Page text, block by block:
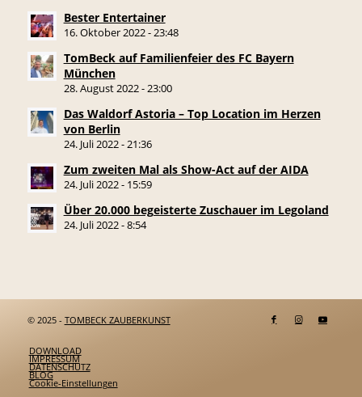
Bester Entertainer
16. Oktober 2022 - 23:48
TomBeck auf Familienfeier des FC Bayern
München
28. August 2022 - 23:00
Das Waldorf Astoria – Top Location im Herzen
von Berlin
24. Juli 2022 - 21:36
Zum zweiten Mal als Show-Act auf der AIDA
24. Juli 2022 - 15:59
Über 20.000 begeisterte Zuschauer im Legoland
24. Juli 2022 - 8:54
© 2025 - TOMBECK ZAUBERKUNST
DOWNLOAD
IMPRESSUM
DATENSCHUTZ
BLOG
Cookie-Einstellungen